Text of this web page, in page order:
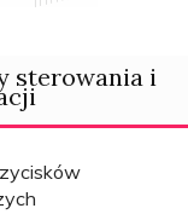
sterowania i